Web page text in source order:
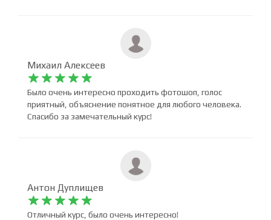
Михаил Алексеев
    
    
Было очень интересно проходить фотошоп, голос
приятный, объяснение понятное для любого человека.
Спасибо за замечательный курс!
Антон Дуплищев
    
    
Отличный курс, было очень интересно!